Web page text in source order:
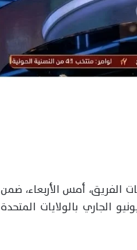
الفريق، أمس الأربعاء، ضمن
للمباراة الودية المرتقبة أمام منتخب البرازيل، والمقرر إقامتها يوم 7 يونيو الجاري بالولايات المتحدة